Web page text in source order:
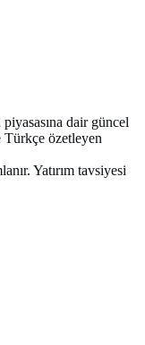
dair güncel
özetleyen
Yatırım tavsiyesi